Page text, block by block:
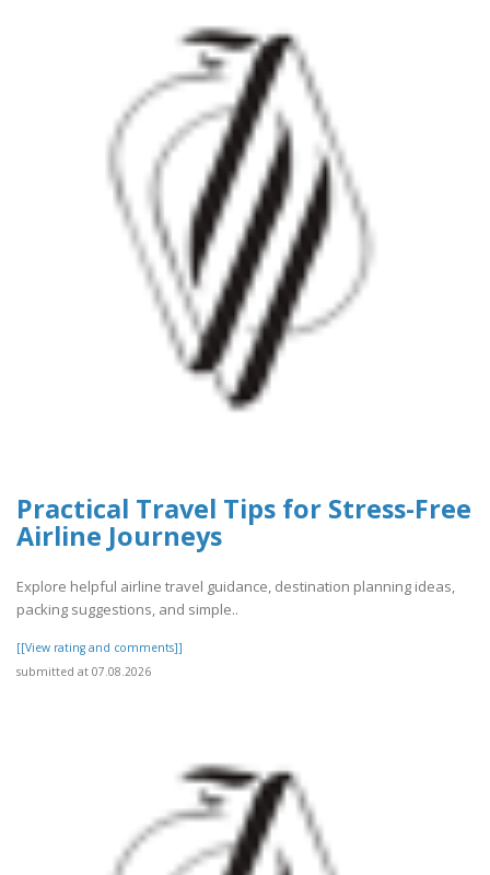
Practical Travel Tips for Stress-Free
Airline Journeys
Explore helpful airline travel guidance, destination planning ideas,
packing suggestions, and simple..
[[View rating and comments]]
submitted at 07.08.2026